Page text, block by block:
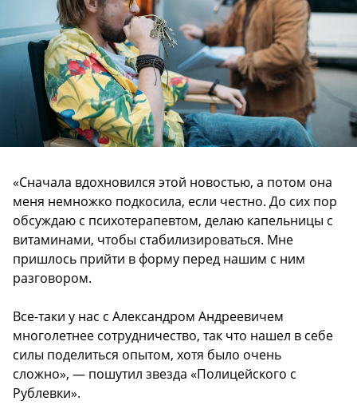
«Сначала вдохновился этой новостью, а потом она
меня немножко подкосила, если честно. До сих пор
обсуждаю с психотерапевтом, делаю капельницы с
витаминами, чтобы стабилизироваться. Мне
пришлось прийти в форму перед нашим с ним
разговором.
Все-таки у нас с Александром Андреевичем
многолетнее сотрудничество, так что нашел в себе
силы поделиться опытом, хотя было очень
сложно», — пошутил звезда «Полицейского с
Рублевки».